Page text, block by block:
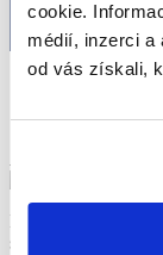
cookie.
médií, inzerci a
od vás získali,
Kendamil je
skúseností s